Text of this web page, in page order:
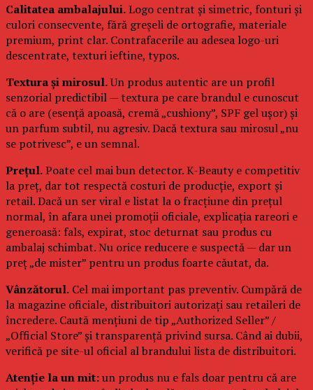
Calitatea ambalajului.Logo centrat și simetric, fonturi și
culori consecvente, fără greșeli de ortografie, materiale
premium, print clar. Contrafacerile au adesea logo-uri
descentrate, texturi ieftine, typos.
Textura și mirosul.Un produs autentic are un profil
senzorial predictibil — textura pe care brandul e cunoscut
că o are (esență apoasă, cremă „cushiony”, SPF gel ușor) și
un parfum subtil, nu agresiv. Dacă textura sau mirosul „nu
se potrivesc”, e un semnal.
Prețul.Poate cel mai bun detector. K-Beauty e competitiv
la preț, dar tot respectă costuri de producție, export și
retail. Dacă un ser viral e listat la o fracțiune din prețul
normal, în afara unei promoții oficiale, explicația rareori e
generoasă: fals, expirat, stoc deturnat sau produs cu
ambalaj schimbat. Nu orice reducere e suspectă — dar un
preț „de mister” pentru un produs foarte căutat, da.
Vânzătorul. Cel mai important pas preventiv. Cumpără de
la magazine oficiale, distribuitori autorizați sau retaileri de
încredere. Caută mențiuni de tip „Authorized Seller” /
„Official Store” și transparență privind sursa. Când ai dubii,
verifică pe site-ul oficial al brandului lista de distribuitori.
Atenție la un mit:un produs nu e fals doar pentru că are